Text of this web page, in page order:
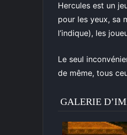
Hercules est un
pour les yeux, sa
l’indique), les
Le seul
de même, tous
GALERIE